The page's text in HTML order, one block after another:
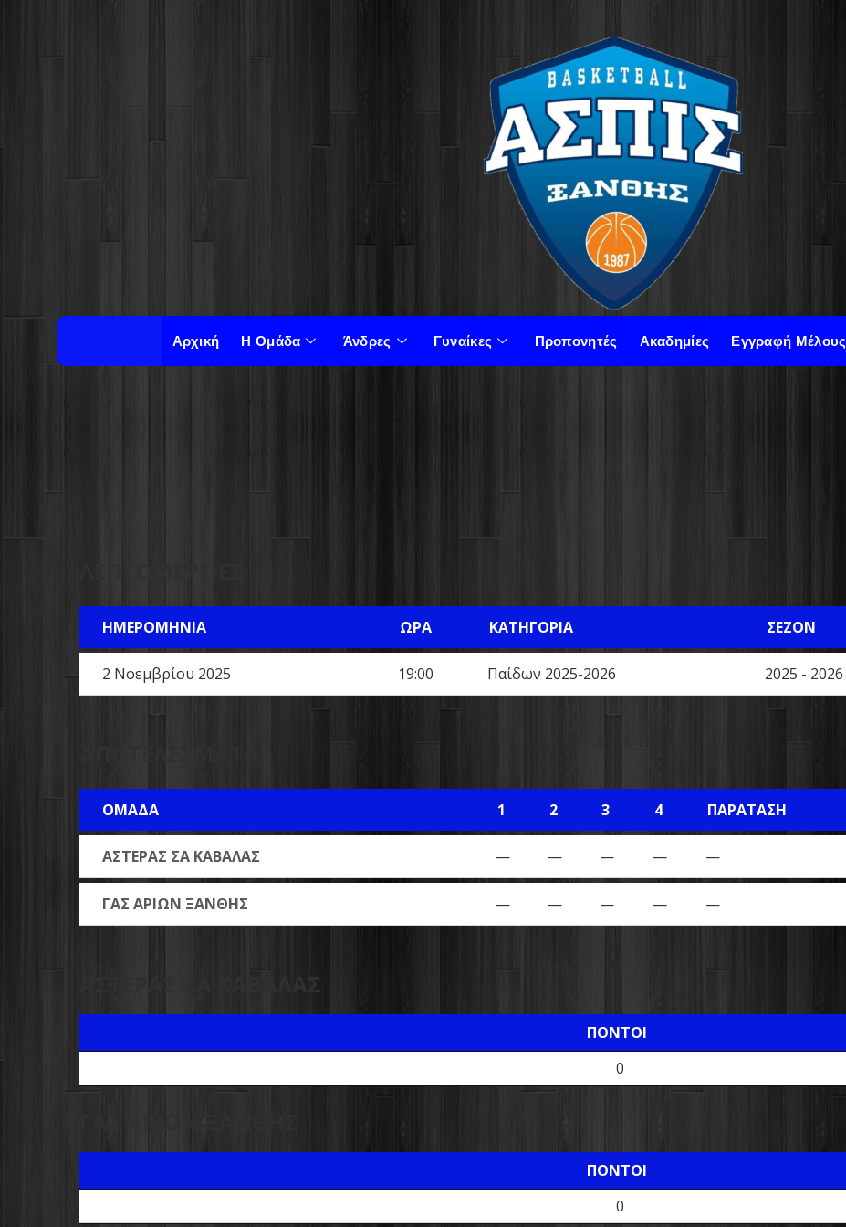
Αρχική Η Ομάδα Άνδρες Γυναίκες Προπονητές Ακαδημίες Εγγραφή Μέλους
ΗΜΕΡΟΜΗΝΊΑ ΏΡΑ ΚΑΤΗΓΟΡΊΑ ΣΕΖΌΝ
2 Νοεμβρίου 2025 19:00 Παίδων 2025-2026 2025 - 2026
ΟΜΆΔΑ 1 2 3 4 ΠΑΡΆΤΑΣΗ
ΑΣΤΕΡΑΣ ΣΑ ΚΑΒΑΛΑΣ — — — — —
ΓΑΣ ΑΡΙΩΝ ΞΑΝΘΗΣ — — — — —
ΠΌΝΤΟΙ
0
ΠΌΝΤΟΙ
0